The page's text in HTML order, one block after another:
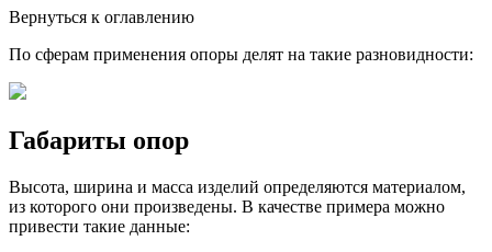
Вернуться к оглавлению
По сферам применения опоры делят на такие разновидности:
Габариты опор
Высота, ширина и масса изделий определяются материалом,
из которого они произведены. В качестве примера можно
привести такие данные: